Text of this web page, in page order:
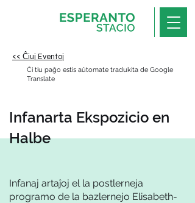
<< Ĉiuj Eventoj
Ĉi tiu paĝo estis aŭtomate tradukita de Google
Translate
Infanarta Ekspozicio en
Halbe
Infanaj artaĵoj el la postlerneja
programo de la bazlernejo Elisabeth-